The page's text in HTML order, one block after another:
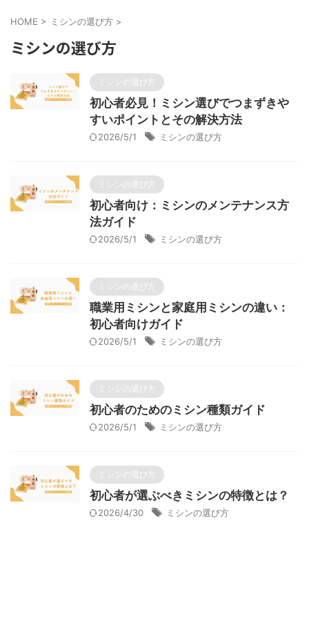
HOME > ミシンの選び方 >
ミシンの選び方
ミシンの選び方
初心者必見！ミシン選びでつまずきや
すいポイントとその解決方法
2026/5/1 ミシンの選び方
ミシンの選び方
初心者向け：ミシンのメンテナンス方
法ガイド
2026/5/1 ミシンの選び方
ミシンの選び方
職業用ミシンと家庭用ミシンの違い：
初心者向けガイド
2026/5/1 ミシンの選び方
ミシンの選び方
初心者のためのミシン種類ガイド
2026/5/1 ミシンの選び方
ミシンの選び方
初心者が選ぶべきミシンの特徴とは？
2026/4/30 ミシンの選び方